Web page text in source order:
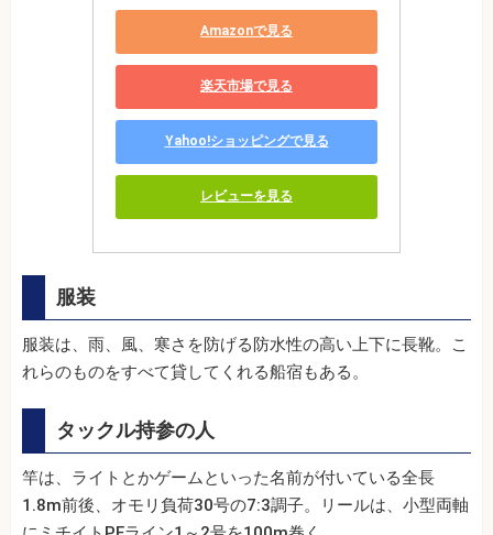
Amazonで見る
楽天市場で見る
Yahoo!ショッピングで見る
レビューを見る
服装
服装は、雨、風、寒さを防げる防水性の高い上下に長靴。こ
れらのものをすべて貸してくれる船宿もある。
タックル持参の人
竿は、ライトとかゲームといった名前が付いている全長
1.8m前後、オモリ負荷30号の7:3調子。リールは、小型両軸